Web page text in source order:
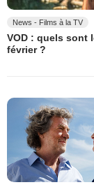
News - Films à la TV
VOD : quels sont
février ?